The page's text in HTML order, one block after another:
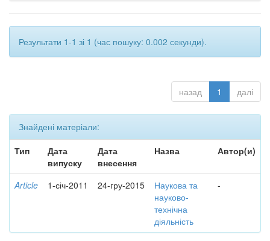
Результати 1-1 зі 1 (час пошуку: 0.002 секунди).
назад 1 далі
Знайдені матеріали:
Тип
Дата
випуску
Дата
внесення
Назва Автор(и)
Article 1-січ-2011 24-гру-2015
Наукова та
науково-
технічна
діяльність
-